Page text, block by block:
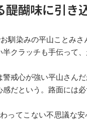
醐味に引き
馴染みの平山ことみ
クラッチも手伝って
戒心が強い平山さん
だという。路面には
ってこない不思議な